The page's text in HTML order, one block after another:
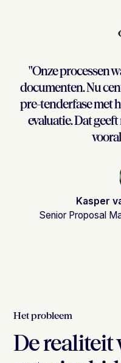
"Onze processen
documenten. Nu
pre-tenderfase met
evaluatie. Dat
Kasper
Senior Proposal
Het probleem
De realiteit